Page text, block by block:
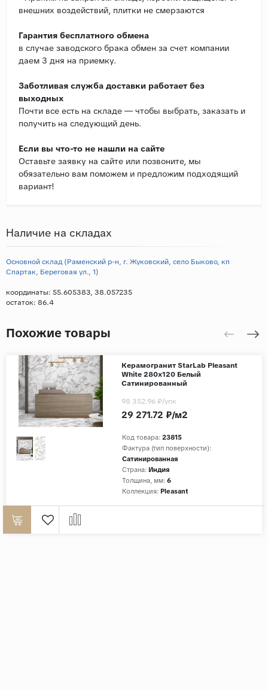
внешних воздействий, плитки не смерзаются
Гарантия бесплатного обмена
в случае заводского брака обмен за счет компании
даем 3 дня на приемку.
Заботливая служба доставки работает без
выходных
Почти все есть на складе — чтобы выбрать, заказать и
получить на следующий день.
Если вы что-то не нашли на сайте
Оставьте заявку на сайте или позвоните, мы
обязательно вам поможем и предложим подходящий
вариант!
Наличие на складах
Основной склад (Раменский р-н, г. Жуковский, село Быково, кп
Спартак, Береговая ул., 1)
координаты: 55.605383, 38.057235
остаток: 86.4
Похожие товары
Керамогранит StarLab Pleasant
White 280x120 Белый
Сатинированный
Код товара: 23815
Фактура (тип поверхности):
Сатинированная
Страна: Индия
Толщина, мм: 6
Коллекция: Pleasant
29 271.72 ₽/м2
98 352.96 ₽/упк